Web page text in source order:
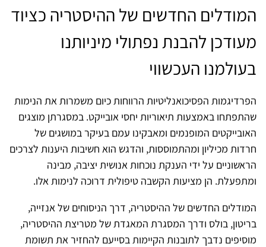
המודלים החדשים של ההיסטריה כציוד
מעודכן להבנת נפתולי מיניותנו
בעולמנו העכשווי
הפרדיגמות הפסיכואנליטיות הרווחות כיום משמרות את הנימות
שהתפתחו באמצעות תיאוריות יחסי אובייקט. במסגרתן מוצגים
האובייקטים המופנמים ומאבקינו עמם בעיקר במושגים של
חרדות מכיליון ומהתמוססות, והדגש הוא חשיבות היענות לצרכים
הראשוניים על ידי הענקת נוכחות אנושית יציבה, מבינה
ומתפעלת. הן מציעות הקשבה טיפולית דרוכה לנימות אלו.
המודלים החדשים של ההיסטריה, דרך הניסוחים של אנזייה,
בריטון, בולס ודרך המסגרת המאגדת של מטריצת ההיסטריה,
מוסיפים נדבך לתובנות הקיימות בסייעם להחזיר את תשומת